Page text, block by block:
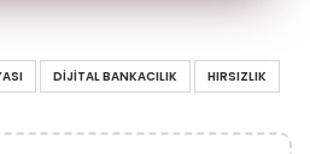
DIJITAL BANKACILIK HIRSIZLIK